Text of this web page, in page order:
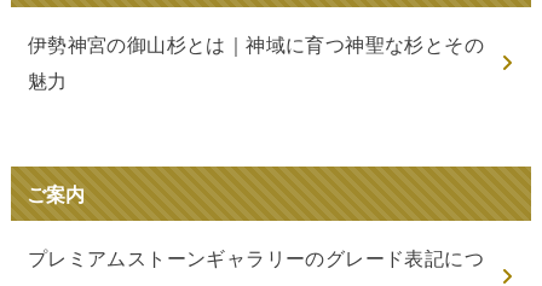
伊勢神宮の御山杉とは｜神域に育つ神聖な杉とその
魅力
ご案内
プレミアムストーンギャラリーのグレード表記につ